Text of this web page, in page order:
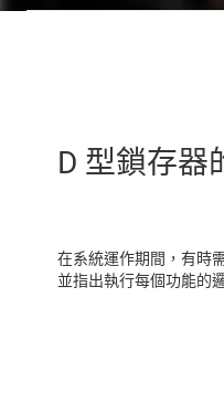
D 型鎖存器
在系統運作期間，有時
並指出執行每個功能的